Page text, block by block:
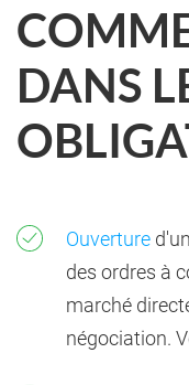
DANS
Ouverture
des ordres à
marché
négociation.